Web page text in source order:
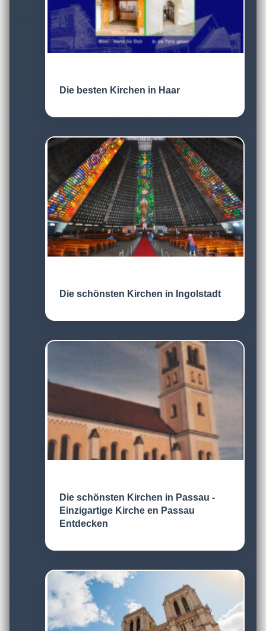
Die besten Kirchen in Haar
Die schönsten Kirchen in Ingolstadt
Die schönsten Kirchen in Passau -
Einzigartige Kirche en Passau
Entdecken